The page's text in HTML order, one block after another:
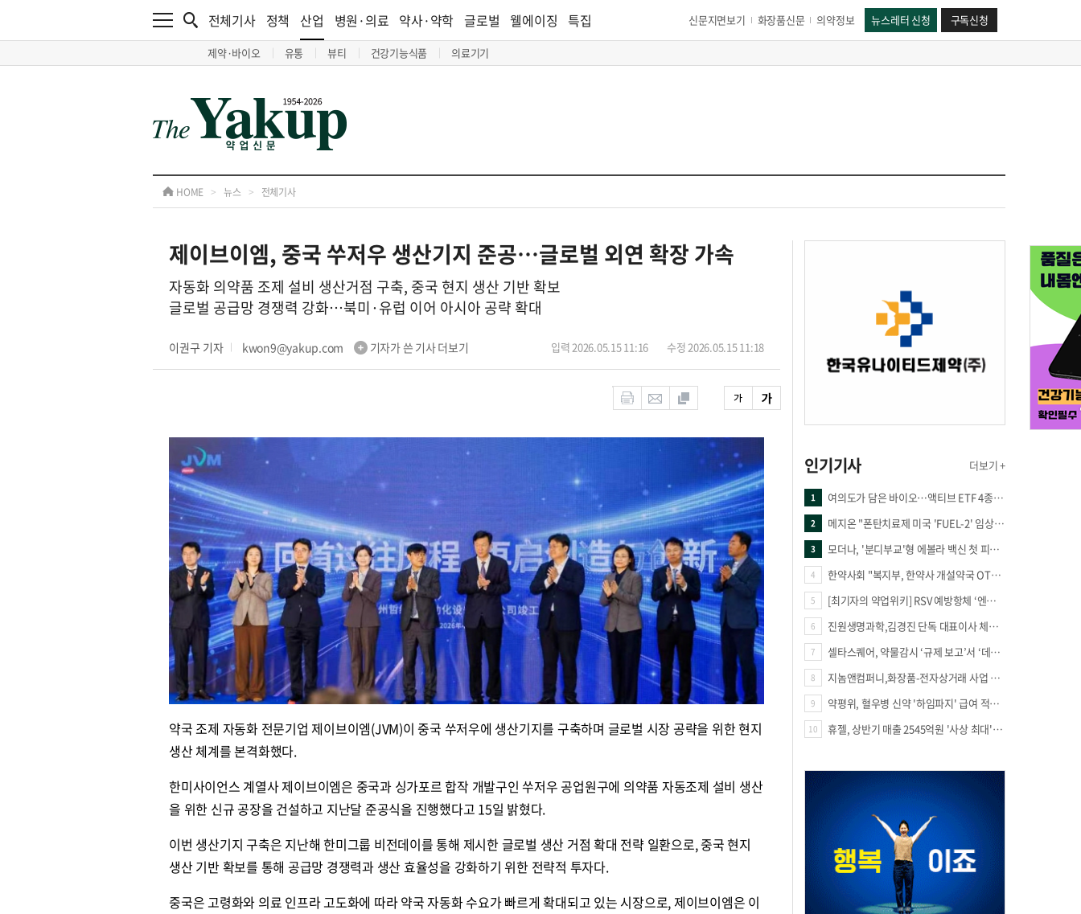
전체기사 정책 산업
제약·바이오 유통 뷰티 건강기능식품 의료기기
병원·의료 약사·약학 글로벌 웰에이징 특집 신문지면보기 화장품신문 의약정보 뉴스레터 신청 구독신청
HOME > 뉴스 > 전체기사
제이브이엠, 중국 쑤저우 생산기지 준공…글로벌 외연 확장 가속
자동화 의약품 조제 설비 생산거점 구축, 중국 현지 생산 기반 확보
글로벌 공급망 경쟁력 강화…북미·유럽 이어 아시아 공략 확대
이권구 기자 kwon9@yakup.com 기자가 쓴 기사 더보기 입력 2026.05.15 11:16 수정 2026.05.15 11:18
약국 조제 자동화 전문기업 제이브이엠(JVM)이 중국 쑤저우에 생산기지를 구축하며 글로벌 시장 공략을 위한 현지
생산 체계를 본격화했다.
한미사이언스 계열사 제이브이엠은 중국과 싱가포르 합작 개발구인 쑤저우 공업원구에 의약품 자동조제 설비 생산
을 위한 신규 공장을 건설하고 지난달 준공식을 진행했다고 15일 밝혔다.
이번 생산기지 구축은 지난해 한미그룹 비전데이를 통해 제시한 글로벌 생산 거점 확대 전략 일환으로, 중국 현지
생산 기반 확보를 통해 공급망 경쟁력과 생산 효율성을 강화하기 위한 전략적 투자다.
중국은 고령화와 의료 인프라 고도화에 따라 약국 자동화 수요가 빠르게 확대되고 있는 시장으로, 제이브이엠은 이
인기기사 더보기 +
1 여의도가 담은 바이오…액티브 ETF 4종의 선택은
2 메지온 "폰탄치료제 미국 'FUEL-2' 임상 프로토콜 영국 승인"
3 모더나, '분디부교'형 에볼라 백신 첫 피험자 접종
4 한약사회 "복지부, 한약사 개설약국 OTC 공급 방해 더는 방관 말아야"
5 [최기자의 약업위키] RSV 예방항체 ‘엔플론시아’
6 진원생명과학,김경진 단독 대표이사 체제 돌입
7 셀타스퀘어, 약물감시 ‘규제 보고’서 ‘데이터 의사결정’으로 "PVX 전환 요구 커진다"
8 지놈앤컴퍼니,화장품-전자상거래 사업 진출
9 약평위, 혈우병 신약 '하임파지' 급여 적정성 인정…조건부 통과
10 휴젤, 상반기 매출 2545억원 '사상 최대'…미국 투자 속 성장세 지속